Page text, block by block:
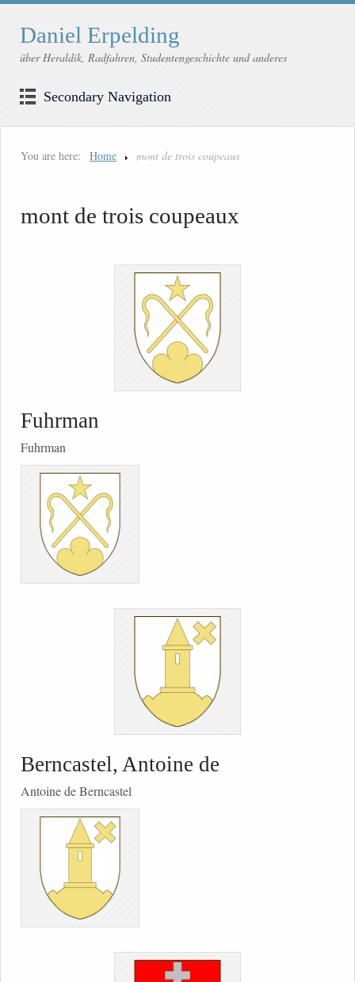
Daniel Erpelding
über Heraldik, Radfahren, Studentengeschichte und anderes
Secondary Navigation
You are here: Home mont de trois coupeaux
mont de trois coupeaux
Fuhrman
Fuhrman
Berncastel, Antoine de
Antoine de Berncastel